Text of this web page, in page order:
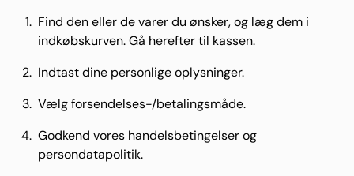
Find den eller de varer du ønsker, og læg dem i
indkøbskurven. Gå herefter til kassen.
Indtast dine personlige oplysninger.
Vælg forsendelses-/betalingsmåde.
Godkend vores handelsbetingelser og
persondatapolitik.